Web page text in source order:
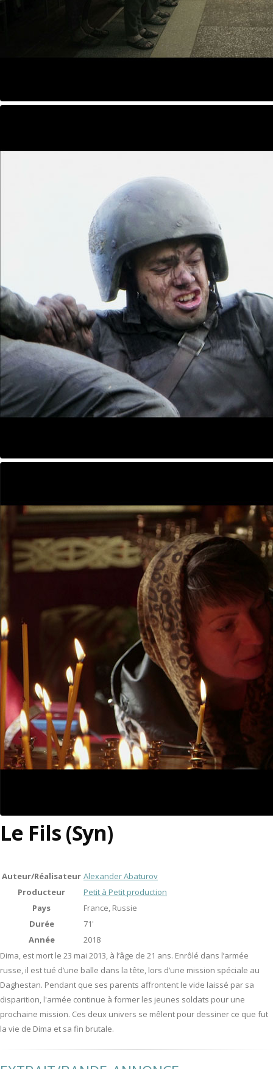
Le Fils (Syn)
Auteur/Réalisateur Alexander Abaturov
Producteur
Petit à Petit production
Pays
France, Russie
Durée
71'
Année
2018
Dima, est mort le 23 mai 2013, à l’âge de 21 ans. Enrôlé dans l’armée
russe, il est tué d’une balle dans la tête, lors d’une mission spéciale au
Daghestan. Pendant que ses parents affrontent le vide laissé par sa
disparition, l'armée continue à former les jeunes soldats pour une
prochaine mission. Ces deux univers se mêlent pour dessiner ce que fut
la vie de Dima et sa fin brutale.